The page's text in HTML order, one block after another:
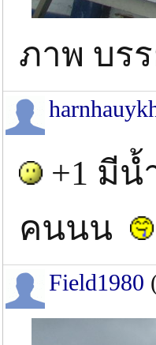
ภาพ บร
+1 มี
คนนน
Field1980